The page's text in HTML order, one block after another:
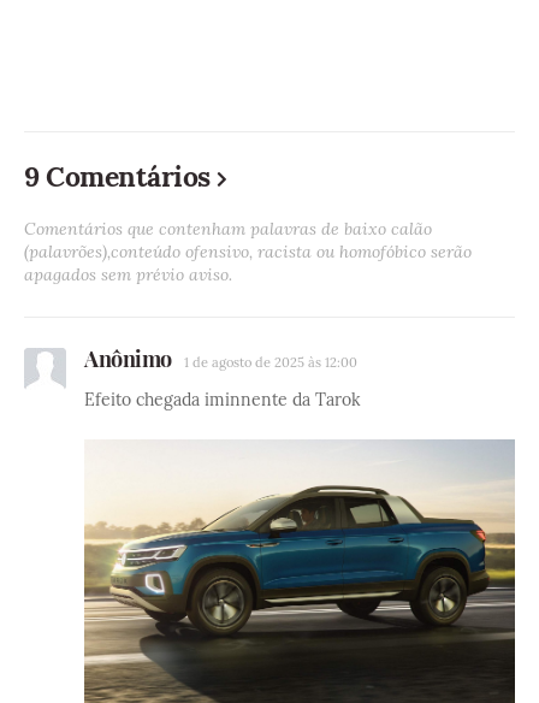
9 Comentários
Comentários que contenham palavras de baixo calão
(palavrões),conteúdo ofensivo, racista ou homofóbico serão
apagados sem prévio aviso.
Anônimo 1 de agosto de 2025 às 12:00
Efeito chegada iminnente da Tarok